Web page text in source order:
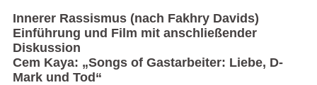
Innerer Rassismus (nach Fakhry Davids)
Einführung und Film mit anschließender
Diskussion
Cem Kaya: „Songs of Gastarbeiter: Liebe, D-
Mark und Tod“